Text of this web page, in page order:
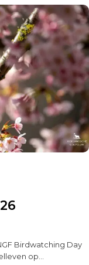
Birdwatching Day
op…